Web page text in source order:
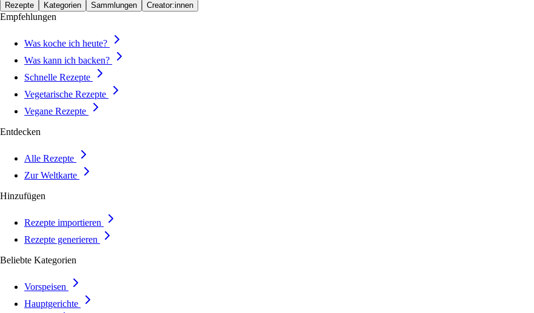
Rezepte Kategorien Sammlungen Creator:innen
Empfehlungen
Was koche ich heute?
Was kann ich backen?
Schnelle Rezepte
Vegetarische Rezepte
Vegane Rezepte
Entdecken
Alle Rezepte
Zur Weltkarte
Hinzufügen
Rezepte importieren
Rezepte generieren
Beliebte Kategorien
Vorspeisen
Hauptgerichte